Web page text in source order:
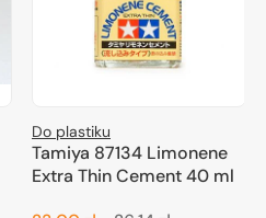
Do plastiku
Tamiya 87134 Limonene
Extra Thin Cement 40 ml